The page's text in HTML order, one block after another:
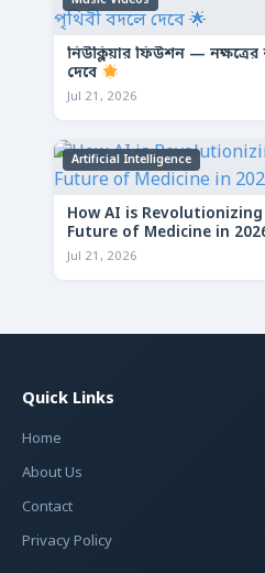
নিউক্লিয়ার ফিউশন — নক্ষত্রের
দেবে
Jul 21, 2026
Artificial Intelligence
How AI is
Future of Medicine in
Jul 21, 2026
Quick Links
Home
About Us
Contact
Privacy Policy